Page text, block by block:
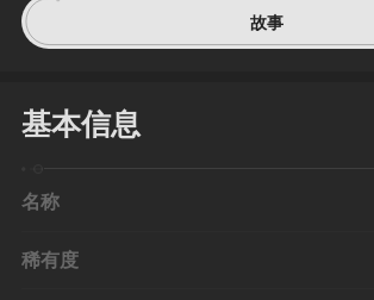
故事
基本信息
名称
稀有度